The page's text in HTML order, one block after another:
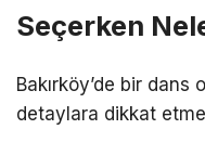
Seçerken
Bakırköy’de bir
detaylara dikkat